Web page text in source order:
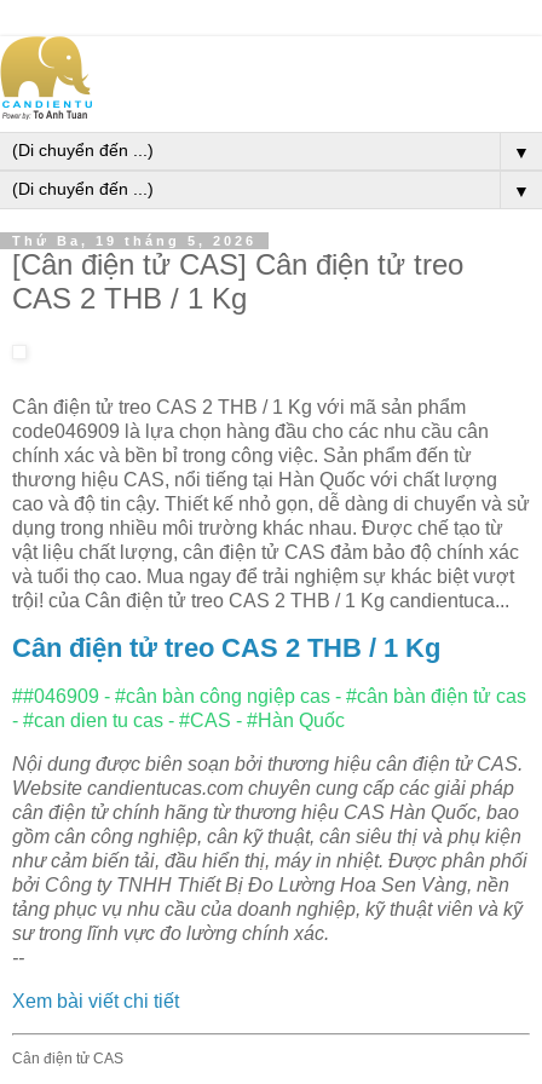
▼
▼
Thứ Ba, 19 tháng 5, 2026
[Cân điện tử CAS] Cân điện tử treo
CAS 2 THB / 1 Kg
Cân điện tử treo CAS 2 THB / 1 Kg với mã sản phẩm
code046909 là lựa chọn hàng đầu cho các nhu cầu cân
chính xác và bền bỉ trong công việc. Sản phẩm đến từ
thương hiệu CAS, nổi tiếng tại Hàn Quốc với chất lượng
cao và độ tin cậy. Thiết kế nhỏ gọn, dễ dàng di chuyển và sử
dụng trong nhiều môi trường khác nhau. Được chế tạo từ
vật liệu chất lượng, cân điện tử CAS đảm bảo độ chính xác
và tuổi thọ cao. Mua ngay để trải nghiệm sự khác biệt vượt
trội! của Cân điện tử treo CAS 2 THB / 1 Kg candientuca...
Cân điện tử treo CAS 2 THB / 1 Kg
##046909 - #cân bàn công ngiệp cas - #cân bàn điện tử cas
- #can dien tu cas - #CAS - #Hàn Quốc
Nội dung được biên soạn bởi thương hiệu cân điện tử CAS.
Website candientucas.com chuyên cung cấp các giải pháp
cân điện tử chính hãng từ thương hiệu CAS Hàn Quốc, bao
gồm cân công nghiệp, cân kỹ thuật, cân siêu thị và phụ kiện
như cảm biến tải, đầu hiển thị, máy in nhiệt. Được phân phối
bởi Công ty TNHH Thiết Bị Đo Lường Hoa Sen Vàng, nền
tảng phục vụ nhu cầu của doanh nghiệp, kỹ thuật viên và kỹ
sư trong lĩnh vực đo lường chính xác.
--
Xem bài viết chi tiết
Cân điện tử CAS